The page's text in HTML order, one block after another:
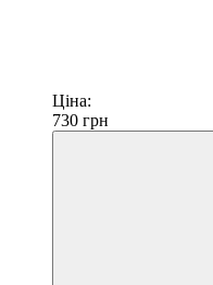
Ціна:
730 грн